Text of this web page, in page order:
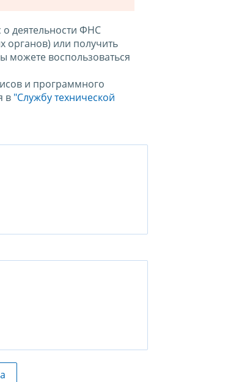
деятельности ФНС
органов) или получить
можете воспользоваться
и программного
в "Службу технической